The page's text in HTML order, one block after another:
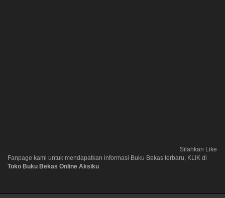
Silahkan Like
Fanpage kami untuk mendapatkan informasi Buku Bekas terbaru, KLIK di
Toko Buku Bekas Online Aksiku